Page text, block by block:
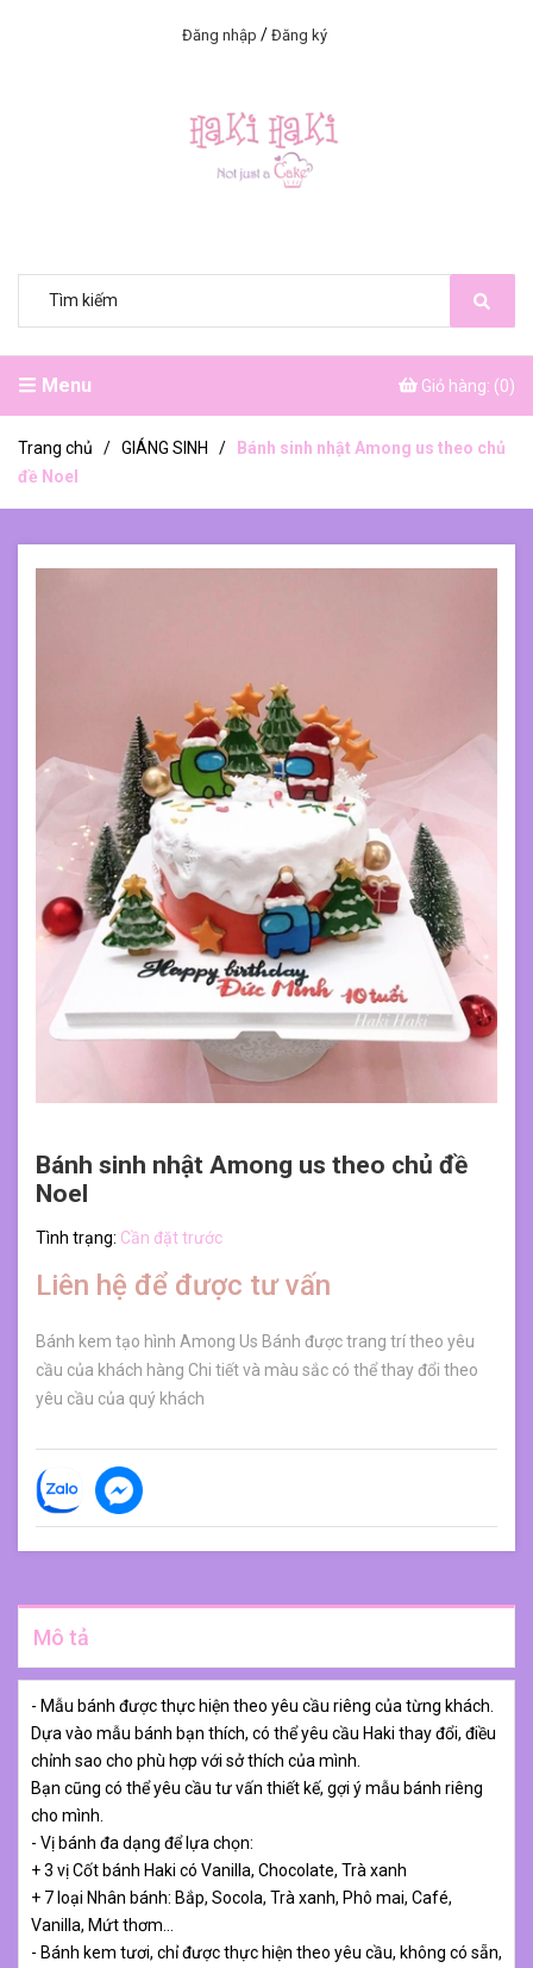
Đăng nhập / Đăng ký
Menu Giỏ hàng: (0)
Trang chủ / GIÁNG SINH /
Bánh sinh nhật Among us theo chủ
đề Noel
Bánh sinh nhật Among us theo chủ đề
Noel
Tình trạng: Cần đặt trước
Liên hệ để được tư vấn
Bánh kem tạo hình Among Us Bánh được trang trí theo yêu
cầu của khách hàng Chi tiết và màu sắc có thể thay đổi theo
yêu cầu của quý khách
Mô tả
- Mẫu bánh được thực hiện theo yêu cầu riêng của từng khách.
Dựa vào mẫu bánh bạn thích, có thể yêu cầu Haki thay đổi, điều
chỉnh sao cho phù hợp với sở thích của mình.
Bạn cũng có thể yêu cầu tư vấn thiết kế, gợi ý mẫu bánh riêng
cho mình.
- Vị bánh đa dạng để lựa chọn:
+ 3 vị Cốt bánh Haki có Vanilla, Chocolate, Trà xanh
+ 7 loại Nhân bánh: Bắp, Socola, Trà xanh, Phô mai, Café,
Vanilla, Mứt thơm…
- Bánh kem tươi, chỉ được thực hiện theo yêu cầu, không có sẵn,